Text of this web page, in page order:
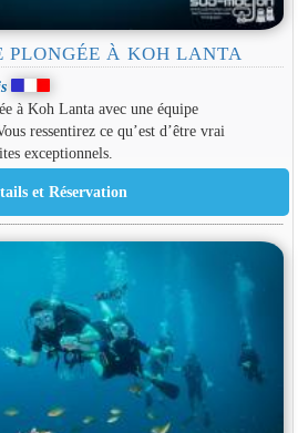
PLONGÉE À KOH LANTA
à Koh Lanta avec une équipe
ressentirez ce qu’est d’être vrai
exceptionnels.